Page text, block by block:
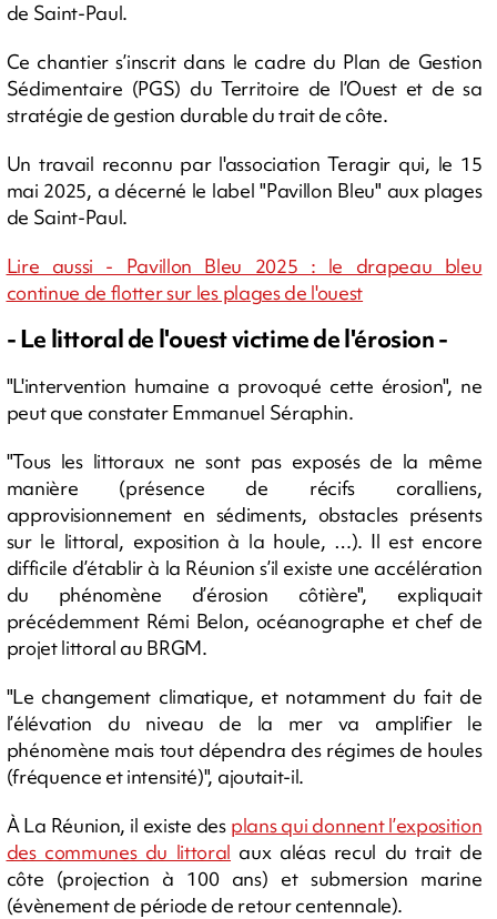
de Saint-Paul.
Ce chantier s’inscrit dans le cadre du Plan de Gestion
Sédimentaire (PGS) du Territoire de l’Ouest et de sa
stratégie de gestion durable du trait de côte.
Un travail reconnu par l'association Teragir qui, le 15
mai 2025, a décerné le label "Pavillon Bleu" aux plages
de Saint-Paul.
Lire aussi - Pavillon Bleu 2025 : le drapeau bleu
continue de flotter sur les plages de l'ouest
- Le littoral de l'ouest victime de l'érosion -
"L'intervention humaine a provoqué cette érosion", ne
peut que constater Emmanuel Séraphin.
"Tous les littoraux ne sont pas exposés de la même
manière (présence de récifs coralliens,
approvisionnement en sédiments, obstacles présents
sur le littoral, exposition à la houle, …). Il est encore
difficile d’établir à la Réunion s’il existe une accélération
du phénomène d’érosion côtière", expliquait
précédemment Rémi Belon, océanographe et chef de
projet littoral au BRGM.
"Le changement climatique, et notamment du fait de
l’élévation du niveau de la mer va amplifier le
phénomène mais tout dépendra des régimes de houles
(fréquence et intensité)", ajoutait-il.
À La Réunion, il existe des plans qui donnent l’exposition
des communes du littoral aux aléas recul du trait de
côte (projection à 100 ans) et submersion marine
(évènement de période de retour centennale).